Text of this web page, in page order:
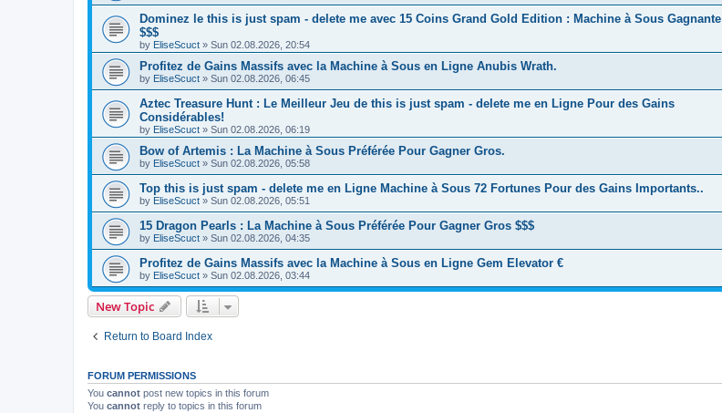
Dominez le this is just spam - delete me avec 15 Coins Grand Gold Edition : Machine à Sous Gagnante
$$$
by EliseScuct » Sun 02.08.2026, 20:54
Profitez de Gains Massifs avec la Machine à Sous en Ligne Anubis Wrath.
by EliseScuct » Sun 02.08.2026, 06:45
Aztec Treasure Hunt : Le Meilleur Jeu de this is just spam - delete me en Ligne Pour des Gains
Considérables!
by EliseScuct » Sun 02.08.2026, 06:19
Bow of Artemis : La Machine à Sous Préférée Pour Gagner Gros.
by EliseScuct » Sun 02.08.2026, 05:58
Top this is just spam - delete me en Ligne Machine à Sous 72 Fortunes Pour des Gains Importants..
by EliseScuct » Sun 02.08.2026, 05:51
15 Dragon Pearls : La Machine à Sous Préférée Pour Gagner Gros $$$
by EliseScuct » Sun 02.08.2026, 04:35
Profitez de Gains Massifs avec la Machine à Sous en Ligne Gem Elevator €
by EliseScuct » Sun 02.08.2026, 03:44
New Topic
Return to Board Index
FORUM PERMISSIONS
You cannot post new topics in this forum
You cannot reply to topics in this forum